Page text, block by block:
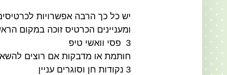
יש כל כך הרבה אפשרויות
ומעניינים הכרטיס זוכה במקום
3 פסי וואשי טיפ
חותמת או מדבקות אם רוצים
3 נקודות חן וסוגרים עניין